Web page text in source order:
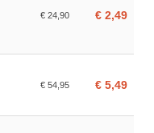
€ 24,90 € 2,49
€ 54,95 € 5,49